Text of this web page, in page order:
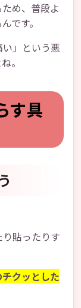
め、普段よ
です。
い」という悪
。
す具
貼ったりす
クッとした